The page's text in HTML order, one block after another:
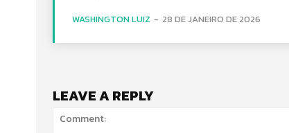
WASHINGTON LUIZ - 28 DE JANEIRO DE 2026
LEAVE A REPLY